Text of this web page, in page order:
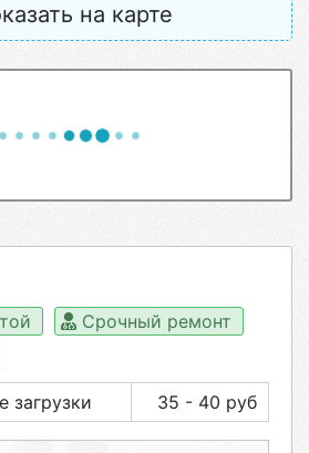
на карте
Срочный ремонт
загрузки 35 - 40 руб